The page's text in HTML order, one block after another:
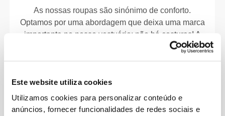
Este website utiliza cookies
Utilizamos cookies para personalizar conteúdo e
anúncios, fornecer funcionalidades de redes sociais e
As nossas roupas são sinónimo de conforto.
Optamos por uma abordagem que deixa uma marca
importante no nosso vestuário: não há costuras! A
ausência de etiquetas cosidas reforça a sensação
DICAS DE TAMANHOS